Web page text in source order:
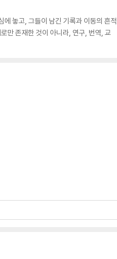
에 놓고, 그들이 남긴 기록과 이동의 흔적
만 존재한 것이 아니라, 연구, 번역, 교